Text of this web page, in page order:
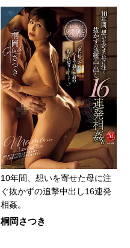
10年間、想いを寄せた母に注
ぐ抜かずの追撃中出し16連発
相姦。
桐岡さつき